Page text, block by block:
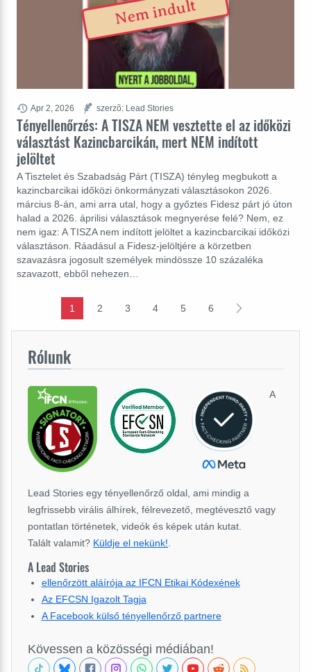
Tényellenőrzés: A TISZA NEM vesztette el az időközi
választást Kazincbarcikán, mert NEM indított
jelöltet
A Tisztelet és Szabadság Párt (TISZA) tényleg megbukott a
kazincbarcikai időközi önkormányzati választásokon 2026.
március 8-án, ami arra utal, hogy a győztes Fidesz párt jó úton
halad a 2026. áprilisi választások megnyerése felé? Nem, ez
nem igaz: A TISZA nem indított jelöltet a kazincbarcikai időközi
választáson. Ráadásul a Fidesz-jelöltjére a körzetben
szavazásra jogosult személyek mindössze 10 százaléka
szavazott, ebből nehezen…
Apr 2, 2026 szerzõ: Lead Stories
Nem indult
1 2 3 4 5 6
Rólunk
A
Lead Stories egy tényellenőrző oldal, ami mindig a
legfrissebb virális álhírek, félrevezető, megtévesztő vagy
pontatlan történetek, videók és képek után kutat.
Talált valamit? Küldje el nekünk!
A Lead Stories
ellenőrzött aláírója az IFCN Etikai Kódexének
Az EFCSN Igazolt Tagja
A Facebook külső tényellenőrző partnere
Kövessen a közösségi médiában!